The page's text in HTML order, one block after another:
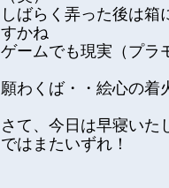
しばらく弄った後は箱
すかね
ゲームでも現実（プラ
願わくば・・絵心の着
さて、今日は早寝いた
ではまたいずれ！